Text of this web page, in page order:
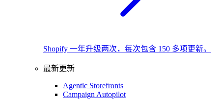
Shopify 一年升级两次，每次包含 150 多项更新。
最新更新
Agentic Storefronts
Campaign Autopilot